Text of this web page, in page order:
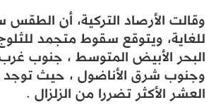
وقالت الأرصاد التركية، أن
للغاية، ويتوقع سقوط متجمد
البحر الأبيض المتوسط ​​، جنوب
وجنوب شرق الأناضول ، حيث
العشر الأكثر تضررا من الزلزال .